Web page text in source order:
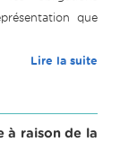
que
Lire la suite
à raison de la